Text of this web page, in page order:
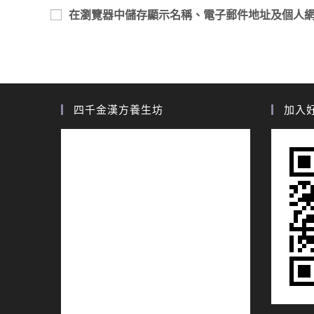
在瀏覽器中儲存顯示名稱、電子郵件地址及個人
四千金漢方養生坊 加入